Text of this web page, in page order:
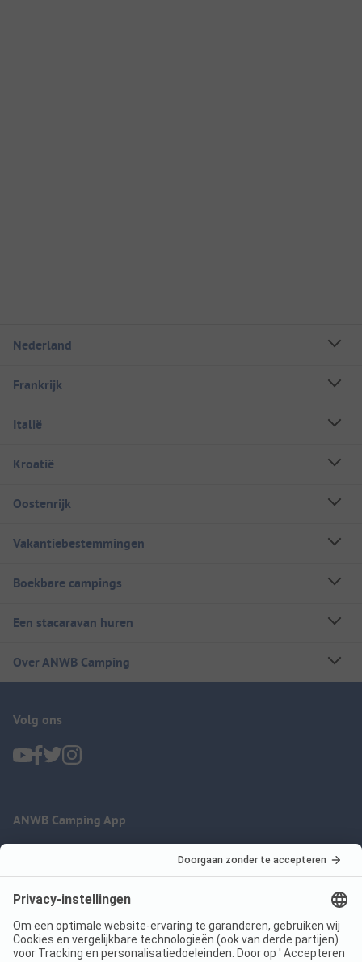
Nederland
Frankrijk
Italië
Kroatië
Oostenrijk
Vakantiebestemmingen
Boekbare campings
Een stacaravan huren
Over ANWB Camping
Volg ons
ANWB Camping App
Imprint Voorwaarden